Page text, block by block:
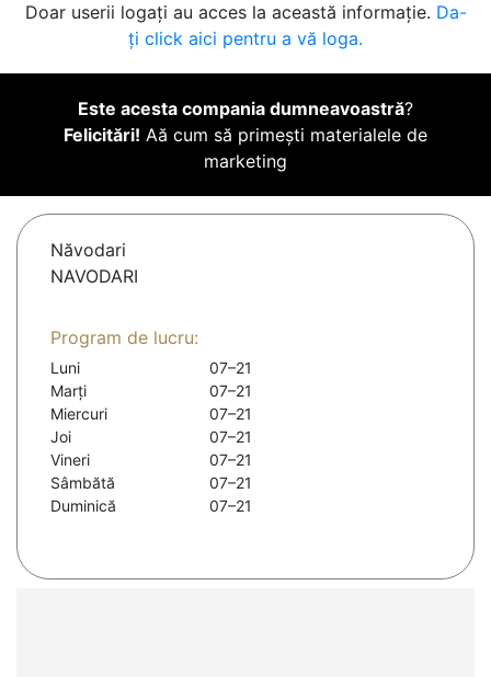
Doar userii logați au acces la această informație. Da-
ți click aici pentru a vă loga.
Este acesta compania dumneavoastră?
Felicitări! Aă cum să primești materialele de
marketing
Năvodari
NAVODARI
Program de lucru:
Luni
07–21
Marți
07–21
Miercuri
07–21
Joi
07–21
Vineri
07–21
Sâmbătă
07–21
Duminică
07–21